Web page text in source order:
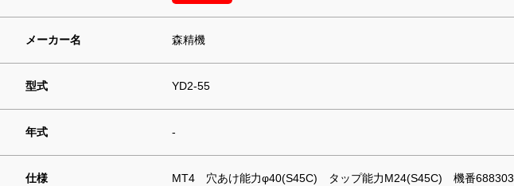
メーカー名 森精機
型式 YD2-55
年式 -
仕様 MT4 穴あけ能力φ40(S45C) タップ能力M24(S45C) 機番688303